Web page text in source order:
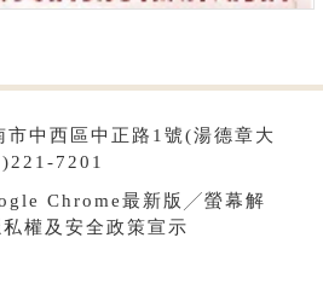
中西區中正路1號(湯德章大
7201
Chrome最新版╱螢幕解
私權及安全政策宣示